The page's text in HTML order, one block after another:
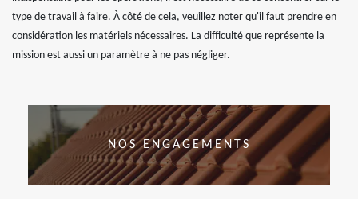
type de travail à faire. À côté de cela, veuillez noter qu'il faut prendre en
considération les matériels nécessaires. La difficulté que représente la
mission est aussi un paramètre à ne pas négliger.
NOS ENGAGEMENTS